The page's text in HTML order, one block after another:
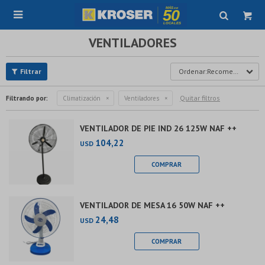

VENTILADORES
Recomendados
Filtrando por: Climatización Ventiladores Quitar filtros
VENTILADOR DE PIE IND 26 125W NAF ++
USD 104,22
VENTILADOR DE MESA 16 50W NAF ++
USD 24,48